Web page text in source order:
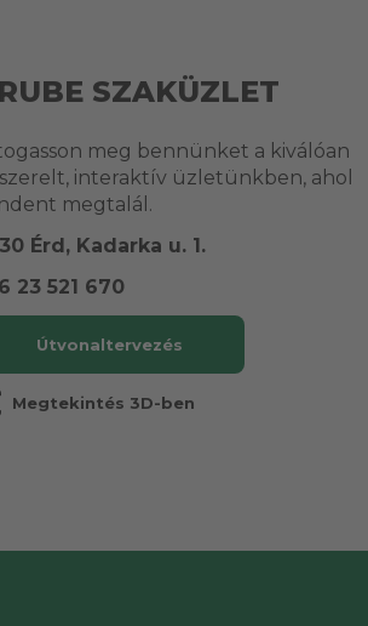
SZAKÜZLET
meg bennünket a kiválóan
interaktív üzletünkben, ahol
megtalál.
Érd, Kadarka u. 1.
23 521 670
Útvonaltervezés
Megtekintés 3D-ben